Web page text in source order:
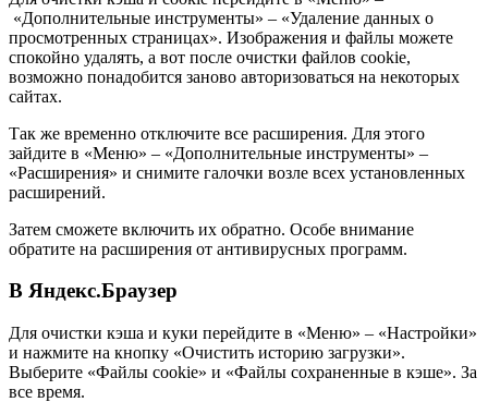
«Дополнительные инструменты» – «Удаление данных о
просмотренных страницах». Изображения и файлы можете
спокойно удалять, а вот после очистки файлов cookie,
возможно понадобится заново авторизоваться на некоторых
сайтах.
Так же временно отключите все расширения. Для этого
зайдите в «Меню» – «Дополнительные инструменты» –
«Расширения» и снимите галочки возле всех установленных
расширений.
Затем сможете включить их обратно. Особе внимание
обратите на расширения от антивирусных программ.
В Яндекс.Браузер
Для очистки кэша и куки перейдите в «Меню» – «Настройки»
и нажмите на кнопку «Очистить историю загрузки».
Выберите «Файлы cookie» и «Файлы сохраненные в кэше». За
все время.